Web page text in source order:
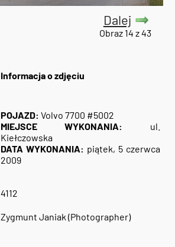
Dalej
Obraz 14 z 43
Informacja o zdjęciu
POJAZD: Volvo 7700 #5002
MIEJSCE WYKONANIA:
ul.
Kiełczowska
DATA WYKONANIA: piątek, 5 czerwca
2009
4112
Zygmunt Janiak (Photographer)